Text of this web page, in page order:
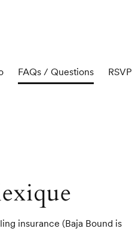
FAQs / Questions RSVP
insurance (Baja Bound is